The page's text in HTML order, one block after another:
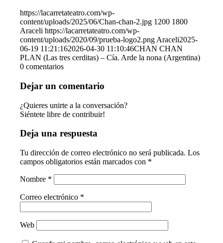
https://lacarretateatro.com/wp-
content/uploads/2025/06/Chan-chan-2.jpg 1200 1800
Araceli https://lacarretateatro.com/wp-
content/uploads/2020/09/prueba-logo2.png Araceli2025-
06-19 11:21:162026-04-30 11:10:46CHAN CHAN
PLAN (Las tres cerditas) – Cía. Arde la nona (Argentina)
0 comentarios
Dejar un comentario
¿Quieres unirte a la conversación?
Siéntete libre de contribuir!
Deja una respuesta
Tu dirección de correo electrónico no será publicada. Los
campos obligatorios están marcados con *
Nombre *
Correo electrónico *
Web